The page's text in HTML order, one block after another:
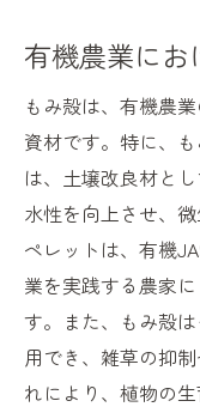
有機農業に
もみ殻は、有機農
資材です。特に、
は、土壌改良材と
水性を向上させ、
ペレットは、有機
業を実践する農家
す。また、もみ殻
用でき、雑草の抑
れにより、植物の